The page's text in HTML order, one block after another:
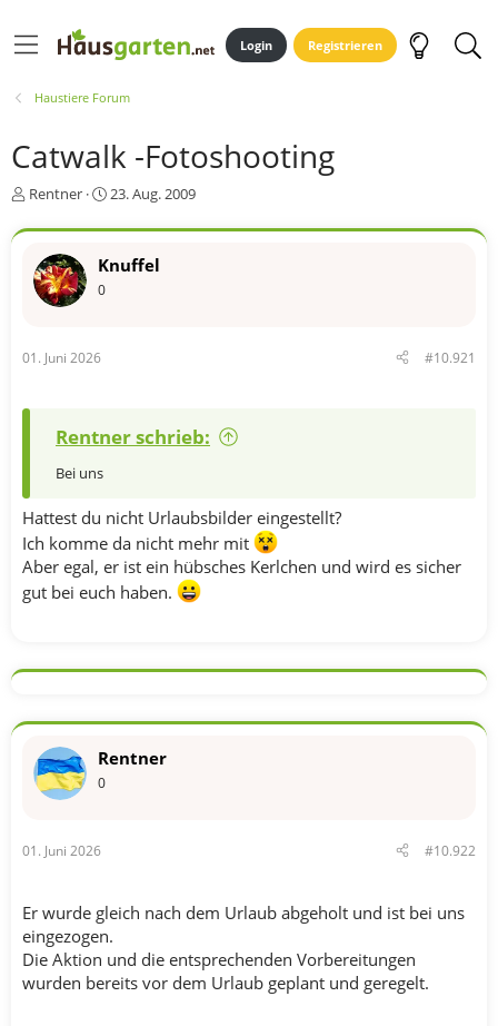
Login Registrieren
Haustiere Forum
Catwalk -Fotoshooting
E
s
e
r
Rentner
E
s
e
23. Aug. 2009
Knuffel
0
01. Juni 2026 #10.921
Rentner schrieb:
Bei uns
Hattest du nicht Urlaubsbilder eingestellt?
Ich komme da nicht mehr mit
Aber egal, er ist ein hübsches Kerlchen und wird es sicher
gut bei euch haben.
Rentner
0
01. Juni 2026 #10.922
Er wurde gleich nach dem Urlaub abgeholt und ist bei uns
eingezogen.
Die Aktion und die entsprechenden Vorbereitungen
wurden bereits vor dem Urlaub geplant und geregelt.